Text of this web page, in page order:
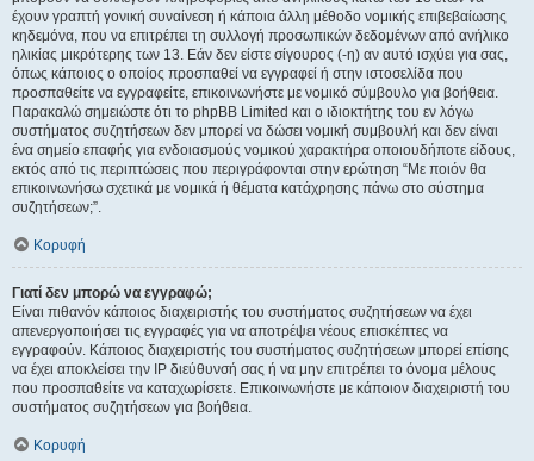
έχουν γραπτή γονική συναίνεση ή κάποια άλλη μέθοδο νομικής επιβεβαίωσης
κηδεμόνα, που να επιτρέπει τη συλλογή προσωπικών δεδομένων από ανήλικο
ηλικίας μικρότερης των 13. Εάν δεν είστε σίγουρος (-η) αν αυτό ισχύει για σας,
όπως κάποιος ο οποίος προσπαθεί να εγγραφεί ή στην ιστοσελίδα που
προσπαθείτε να εγγραφείτε, επικοινωνήστε με νομικό σύμβουλο για βοήθεια.
Παρακαλώ σημειώστε ότι το phpBB Limited και ο ιδιοκτήτης του εν λόγω
συστήματος συζητήσεων δεν μπορεί να δώσει νομική συμβουλή και δεν είναι
ένα σημείο επαφής για ενδοιασμούς νομικού χαρακτήρα οποιουδήποτε είδους,
εκτός από τις περιπτώσεις που περιγράφονται στην ερώτηση “Με ποιόν θα
επικοινωνήσω σχετικά με νομικά ή θέματα κατάχρησης πάνω στο σύστημα
συζητήσεων;”.
Κορυφή
Γιατί δεν μπορώ να εγγραφώ;
Είναι πιθανόν κάποιος διαχειριστής του συστήματος συζητήσεων να έχει
απενεργοποιήσει τις εγγραφές για να αποτρέψει νέους επισκέπτες να
εγγραφούν. Κάποιος διαχειριστής του συστήματος συζητήσεων μπορεί επίσης
να έχει αποκλείσει την IP διεύθυνσή σας ή να μην επιτρέπει το όνομα μέλους
που προσπαθείτε να καταχωρίσετε. Επικοινωνήστε με κάποιον διαχειριστή του
συστήματος συζητήσεων για βοήθεια.
Κορυφή